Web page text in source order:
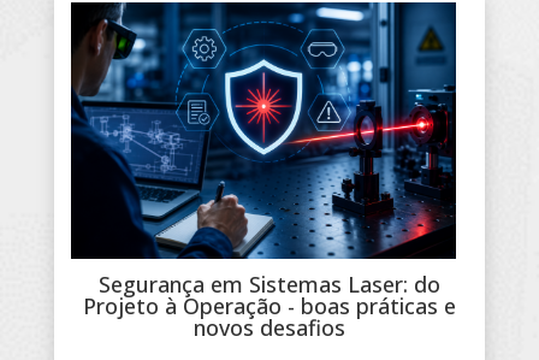
Segurança em Sistemas Laser: do
Projeto à Operação - boas práticas e
novos desafios